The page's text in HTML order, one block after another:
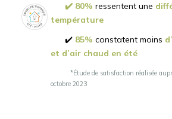
✔️ 80% ressentent une
température
✔️ 85% constatent moins
et d’air chaud en été
*Étude de satisfaction réalisée
octobre 2023